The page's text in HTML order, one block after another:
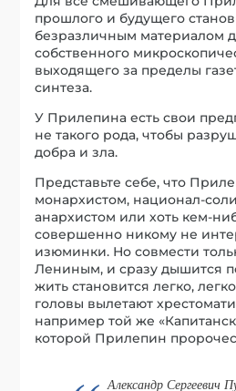
прошлого и будущего
безразличным материалом
собственного
выходящего за пределы
синтеза.
У Прилепина есть свои
не такого рода, чтобы
добра и зла.
Представьте себе, что
монархистом, национал-
анархистом или хоть кем-
совершенно никому не
изюминки. Но совмести
Лениным, и сразу дышится
жить становится легко,
головы вылетают
например той же
которой Прилепин
Александр Сергеевич